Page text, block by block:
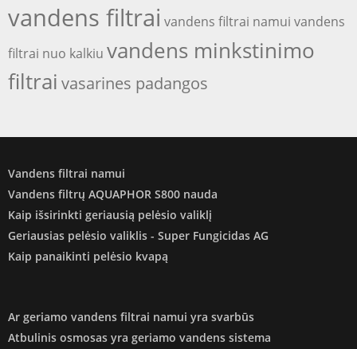
vandens filtrai vandens filtrai namui vandens
filtrai nuo kalkiu vandens minkstinimo
filtrai vasarines padangos
Vandens filtrai namui
Vandens filtrų AQUAPHOR S800 nauda
Kaip išsirinkti geriausią pelėsio valiklį
Geriausias pelėsio valiklis - Super Fungicidas AG
Kaip panaikinti pelėsio kvapą
Ar geriamo vandens filtrai namui yra svarbūs
Atbulinis osmosas yra geriamo vandens sistema